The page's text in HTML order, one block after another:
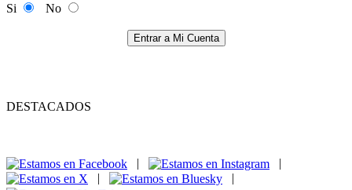
Si
No
Entrar a Mi Cuenta
DESTACADOS
|
|
|
|